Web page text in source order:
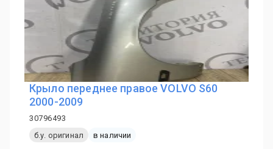
Крыло переднее правое VOLVO S60
2000-2009
30796493
б.у. оригинал
в наличии